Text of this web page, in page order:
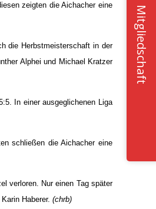
zeigten die Aichacher eine
die Herbstmeisterschaft in der
Alphei und Michael Kratzer
In einer ausgeglichenen Liga
schließen die Aichacher eine
verloren. Nur einen Tag später
Haberer. (chrb)
Mitgliedschaft